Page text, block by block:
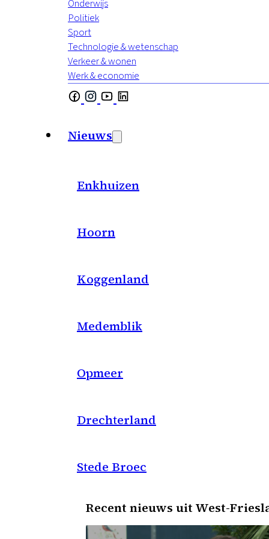
Onderwijs
Politiek
Sport
Technologie & wetenschap
Verkeer & wonen
Werk & economie
Nieuws
Enkhuizen
Hoorn
Koggenland
Medemblik
Opmeer
Drechterland
Stede Broec
Recent nieuws uit West-